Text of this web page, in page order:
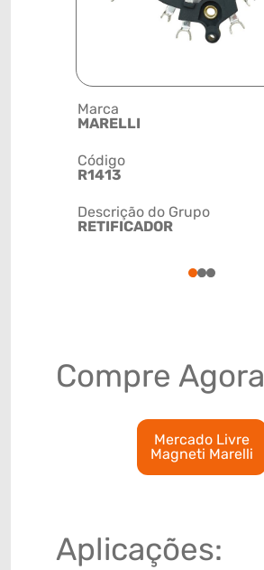
Marca
MARELLI
Código
R1413
Descrição do Grupo
RETIFICADOR
123
Compre Agora
Mercado Livre
Magneti Marelli
Aplicações: